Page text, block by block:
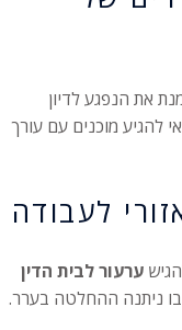
את הנפגע לדיון
להגיע מוכנים עם עורך
ערעור לבית הדין
ניתנה ההחלטה בערר.